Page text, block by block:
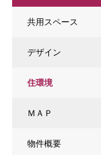
共用スペース
デザイン
住環境
ＭＡＰ
物件概要